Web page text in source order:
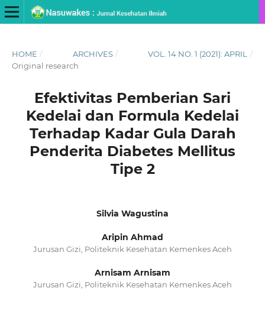
HOME / ARCHIVES / VOL. 14 NO. 1 (2021): APRIL
/
Original research
Efektivitas Pemberian Sari
Kedelai dan Formula Kedelai
Terhadap Kadar Gula Darah
Penderita Diabetes Mellitus
Tipe 2
Silvia Wagustina
Aripin Ahmad
Jurusan Gizi, Politeknik Kesehatan Kemenkes Aceh
Arnisam Arnisam
Jurusan Gizi, Politeknik Kesehatan Kemenkes Aceh